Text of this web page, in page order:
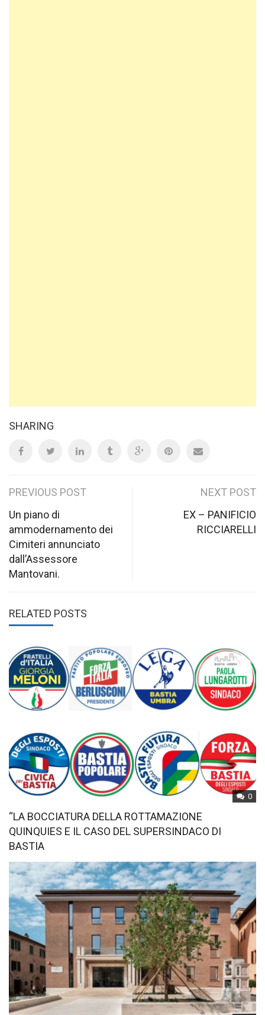
SHARING
Post
navigation
PREVIOUS POST
Un piano di
ammodernamento dei
Cimiteri annunciato
dall’Assessore
Mantovani.
NEXT POST
EX – PANIFICIO
RICCIARELLI
RELATED POSTS
0
“LA BOCCIATURA DELLA ROTTAMAZIONE
QUINQUIES E IL CASO DEL SUPERSINDACO DI
BASTIA